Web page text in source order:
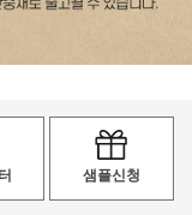
샘플신청